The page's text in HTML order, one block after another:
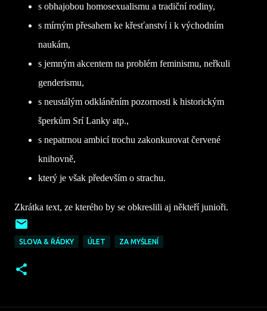
s obhajobou homosexualismu a tradiční rodiny,
s mírným přesahem ke křesťanství i k východním
naukám,
s jemným akcentem na problém feminismu, neřkuli
genderismu,
s neustálým odkláněním pozornosti k historickým
šperkům Srí Lanky atp.,
s nepatrnou ambicí trochu zakonkurovat červené
knihovně,
který je však především o strachu.
Zkrátka text, ze kterého by se obkreslili aj někteří junioři.
SLOVA & ŘÁDKY ÚLET ZA MYŠLENÍ